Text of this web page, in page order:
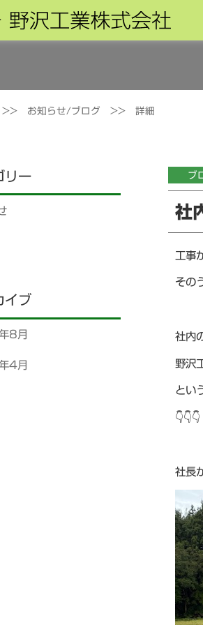
>> お知らせ/ブログ >> 詳細
ブ
社
工事
その
社内
野沢
とい
👇👇👇
社長
リー
イブ
8月
4月